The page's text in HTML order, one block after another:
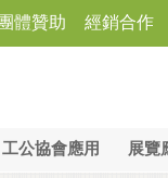
體贊助 經銷合作
工公協會應用 展覽